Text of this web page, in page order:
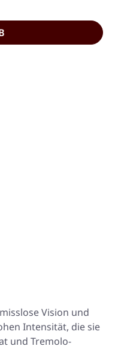
Vision und
Intensität, die sie
und Tremolo-